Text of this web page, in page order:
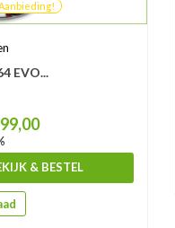
EVO...
& BESTEL